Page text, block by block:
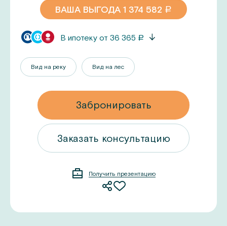
Получить презентацию
ВАША ВЫГОДА 1 374 582 a
В ипотеку от 36 365 a
Вид на реку Вид на лес
Забронировать
Заказать консультацию